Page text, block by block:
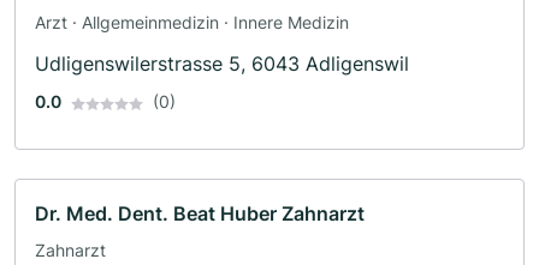
Arzt · Allgemeinmedizin · Innere Medizin
Udligenswilerstrasse 5, 6043 Adligenswil
0.0 (0)
Dr. Med. Dent. Beat Huber Zahnarzt
Zahnarzt